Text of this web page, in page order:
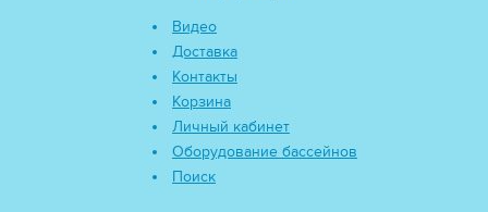
Видео
Доставка
Контакты
Корзина
Личный кабинет
Оборудование бассейнов
Поиск